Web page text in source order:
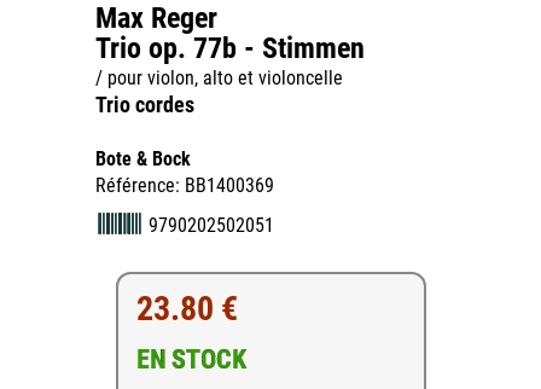
Max Reger
Trio op. 77b - Stimmen
/ pour violon, alto et violoncelle
Trio cordes
Bote & Bock
Référence: BB1400369
9790202502051
23.80 €
EN STOCK